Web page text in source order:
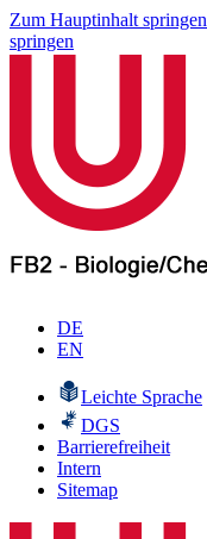
Zum Hauptinhalt springen
springen
DE
EN
Leichte Sprache
DGS
Barrierefreiheit
Intern
Sitemap